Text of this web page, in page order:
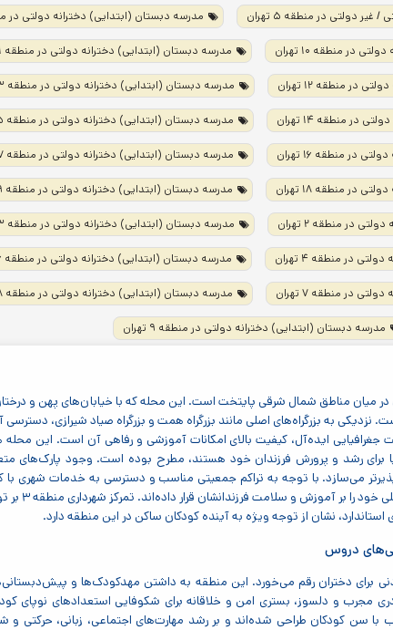
دولتی در منطقه ۵ تهران مدرسه دبستان (ابتدایی) دخترانه دولتی در منطقه ۱
در منطقه ۱۰ تهران مدرسه دبستان (ابتدایی) دخترانه دولتی در منطقه ۱۱ تهران
در منطقه ۱۲ تهران مدرسه دبستان (ابتدایی) دخترانه دولتی در منطقه ۱۳ تهران
در منطقه ۱۴ تهران مدرسه دبستان (ابتدایی) دخترانه دولتی در منطقه ۱۵ تهران
در منطقه ۱۶ تهران مدرسه دبستان (ابتدایی) دخترانه دولتی در منطقه ۱۷ تهران
در منطقه ۱۸ تهران مدرسه دبستان (ابتدایی) دخترانه دولتی در منطقه ۱۹ تهران
در منطقه ۲ تهران مدرسه دبستان (ابتدایی) دخترانه دولتی در منطقه ۳ تهران
در منطقه ۴ تهران مدرسه دبستان (ابتدایی) دخترانه دولتی در منطقه ۶ تهران
در منطقه ۷ تهران مدرسه دبستان (ابتدایی) دخترانه دولتی در منطقه ۸ تهران
مدرسه دبستان (ابتدایی) دخترانه دولتی در منطقه ۹ تهران
۳ تهران، نگینی درخشان در میان مناطق شمال شرقی پایتخت است. این محله که با خیابان‌های
نزدیکی به بزرگراه‌های اصلی مانند بزرگراه همت و بزرگراه صیاد شیرازی،
ایده‌آل، کیفیت بالای امکانات آموزشی و رفاهی آن است. این محله
برای رشد و پرورش فرزندان خود هستند، مطرح بوده است. وجود پارک‌های
می‌سازد. با توجه به تراکم جمعیتی مناسب و دسترسی به خدمات شهری با
ایده‌آل برای
نشان از توجه ویژه به آینده کودکان ساکن در این منطقه دارد.
دروس
برای دختران رقم می‌خورد. این منطقه به داشتن مهدکودک‌ها و
مجرب و دلسوز، بستری امن و خلاقانه برای شکوفایی استعدادهای نوپای
سن کودکان طراحی شده‌اند و بر رشد مهارت‌های اجتماعی، زبانی، حرکتی و